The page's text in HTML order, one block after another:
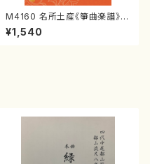
M4160 名所土産《箏曲楽譜》
（箏/宮城喜代子・宮城数江著・
宮城宗家監修/箏曲古典楽譜）
¥1,540